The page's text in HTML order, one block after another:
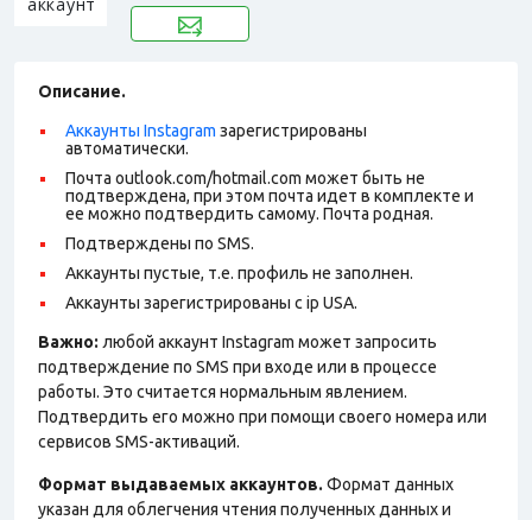
Описание.
Аккаунты Instagram зарегистрированы
автоматически.
Почта outlook.com/hotmail.com может быть не
подтверждена, при этом почта идет в комплекте и
ее можно подтвердить самому. Почта родная.
Подтверждены по SMS.
Аккаунты пустые, т.е. профиль не заполнен.
Аккаунты зарегистрированы с ip USA.
Важно: любой аккаунт Instagram может запросить
подтверждение по SMS при входе или в процессе
работы. Это считается нормальным явлением.
Подтвердить его можно при помощи своего номера или
сервисов SMS-активаций.
Формат выдаваемых аккаунтов. Формат данных
указан для облегчения чтения полученных данных и